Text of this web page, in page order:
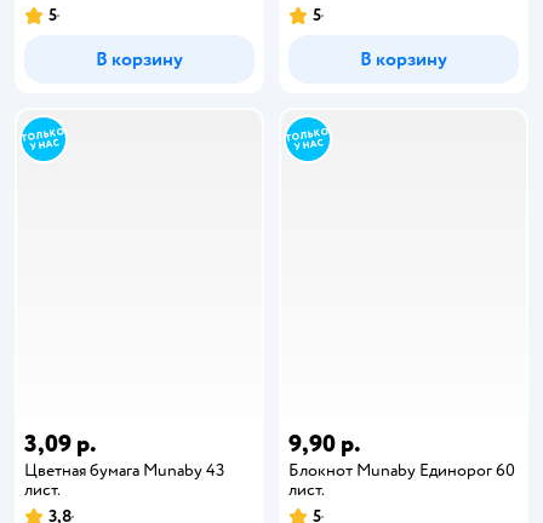
5
В корзину
5
В корзину
3,09 р.
Цветная бумага Munaby 43
лист.
3,8
9,90 р.
Блокнот Munaby Единорог 60
лист.
5